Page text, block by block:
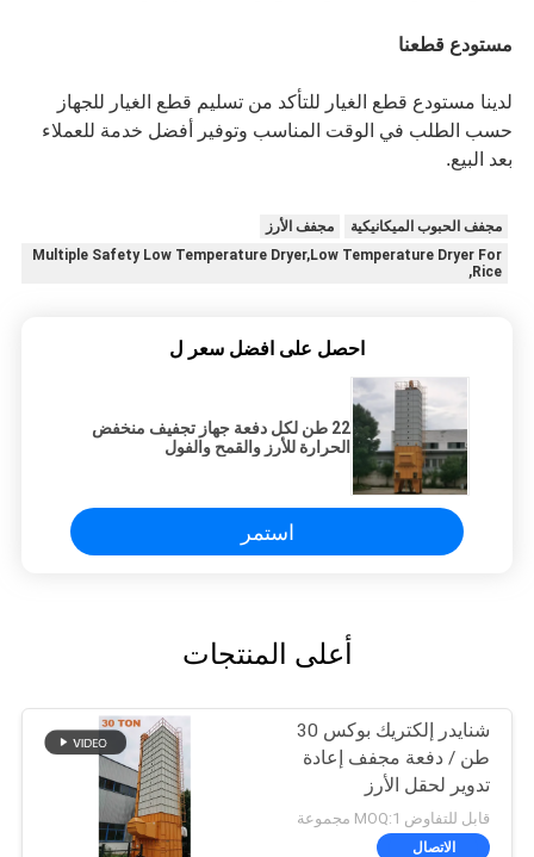
مستودع قطعنا
لدينا مستودع قطع الغيار للتأكد من تسليم قطع الغيار للجهاز
حسب الطلب في الوقت المناسب وتوفير أفضل خدمة للعملاء
بعد البيع.
مجفف الحبوب الميكانيكية
مجفف الأرز
Multiple Safety Low Temperature Dryer,Low Temperature Dryer For
Rice,
احصل على افضل سعر ل
22 طن لكل دفعة جهاز تجفيف منخفض
الحرارة للأرز والقمح والفول
استمر
أعلى المنتجات
شنايدر إلكتريك بوكس ​​30
طن / دفعة مجفف إعادة
تدوير لحقل الأرز
قابل للتفاوض MOQ:1 مجموعة
الاتصال